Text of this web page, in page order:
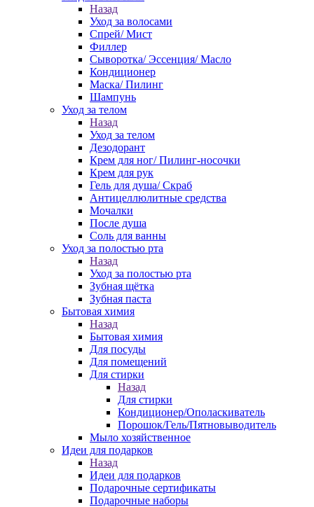
Назад
Уход за волосами
Спрей/ Мист
Филлер
Сыворотка/ Эссенция/ Масло
Кондиционер
Маска/ Пилинг
Шампунь
Уход за телом
Назад
Уход за телом
Дезодорант
Крем для ног/ Пилинг-носочки
Крем для рук
Гель для душа/ Скраб
Антицеллюлитные средства
Мочалки
После душа
Соль для ванны
Уход за полостью рта
Назад
Уход за полостью рта
Зубная щётка
Зубная паста
Бытовая химия
Назад
Бытовая химия
Для посуды
Для помещений
Для стирки
Назад
Для стирки
Кондиционер/Ополаскиватель
Порошок/Гель/Пятновыводитель
Мыло хозяйственное
Идеи для подарков
Назад
Идеи для подарков
Подарочные сертификаты
Подарочные наборы